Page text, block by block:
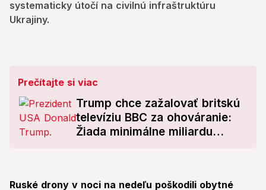
systematicky útočí na civilnú infraštruktúru
Ukrajiny.
Prečítajte si viac
Trump chce zažalovať britskú
televíziu BBC za ohováranie:
Žiada minimálne miliardu
Ruské drony v noci na nedeľu poškodili obytné